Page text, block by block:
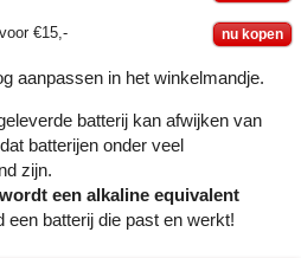
€15,- nu kopen
aanpassen in het winkelmandje.
batterij kan afwijken van
batterijen onder veel
zijn.
een alkaline equivalent
een batterij die past en werkt!